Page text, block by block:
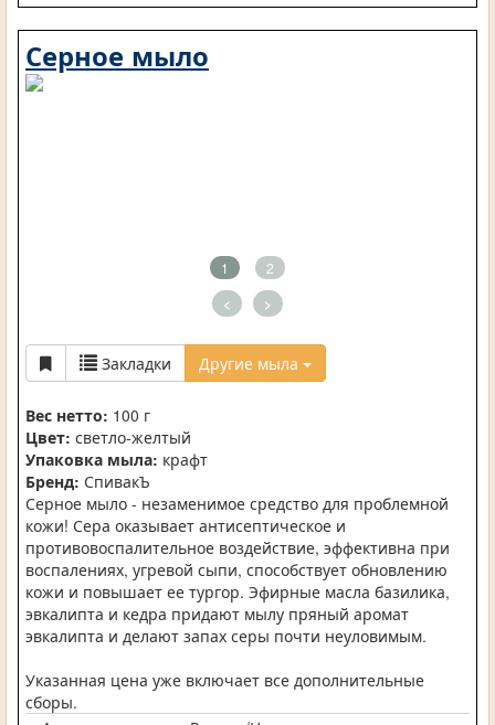
Серное мыло
1 2
< >
Закладки Другие мыла
Вес нетто: 100 г
Цвет: светло-желтый
Упаковка мыла: крафт
Бренд: СпивакЪ
Серное мыло - незаменимое средство для проблемной
кожи! Сера оказывает антисептическое и
противовоспалительное воздействие, эффективна при
воспалениях, угревой сыпи, способствует обновлению
кожи и повышает ее тургор. Эфирные масла базилика,
эвкалипта и кедра придают мылу пряный аромат
эвкалипта и делают запах серы почти неуловимым.
Указанная цена уже включает все дополнительные
сборы.